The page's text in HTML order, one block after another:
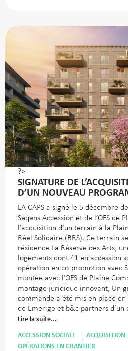
?>
SIGNATURE DE
D’UN NOUVEAU
LA CAPS a signé le 5 décembre
Seqens Accession et de l’OFS de
l’acquisition d’un terrain à la
Réel Solidaire (BRS). Ce terrain
résidence La Réserve des Arts,
logements dont 41 en accession
opération en co-promotion avec
montée avec l’OFS de Plaine
montage juridique innovant, Un
commande a été mis en place en
de Emerige et b&c partners d’un
Lire la suite...
ACCESSION SOCIALE
ACQUISITION
OPÉRATIONS EN CHANTIER